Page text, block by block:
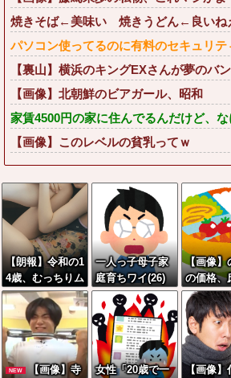
焼きそば←美味い 焼きうどん←良い
パソコン使ってるのに有料のセキュリテ
【裏山】横浜のキングEXさんが夢のバ
【画像】北朝鮮のビアガール、昭和
家賃4500円の家に住んでるんだけど、
【画像】このレベルの貧乳ってｗ
【朗報】令和の1
4歳、むっちりム
チムチwwwww
wwwwwww
一人っ子母子家
庭育ちワイ(26)
無職の母親が再
婚するらしくて
驚愕
【画像】
の価格、
は届かな
てしまう
NEW
【画像】寺
女性「20歳で一
【画像】